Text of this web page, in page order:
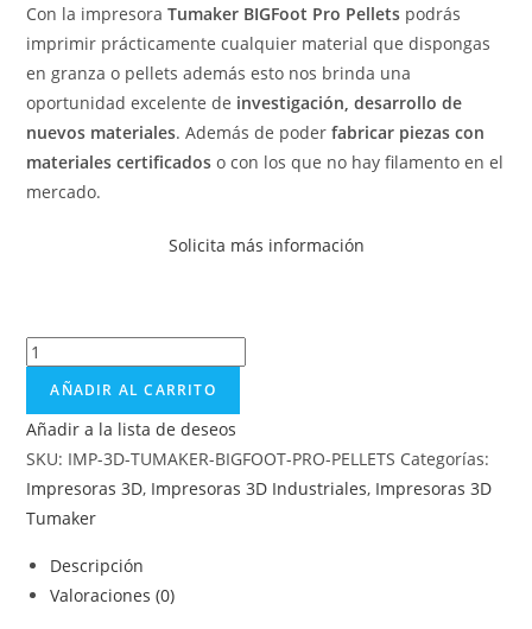
Con la impresoraTumaker BIGFoot Pro Pellets podrás
imprimir prácticamente cualquier material que dispongas
en granza o pellets además esto nos brinda una
oportunidad excelente de investigación, desarrollo de
nuevos materiales. Además de poderfabricar piezas con
materiales certificados o con los que no hay filamento en el
mercado.
Solicita más información
AÑADIR AL CARRITO
Añadir a la lista de deseos
SKU: IMP-3D-TUMAKER-BIGFOOT-PRO-PELLETS Categorías:
Impresoras 3D, Impresoras 3D Industriales, Impresoras 3D
Tumaker
Descripción
Valoraciones (0)